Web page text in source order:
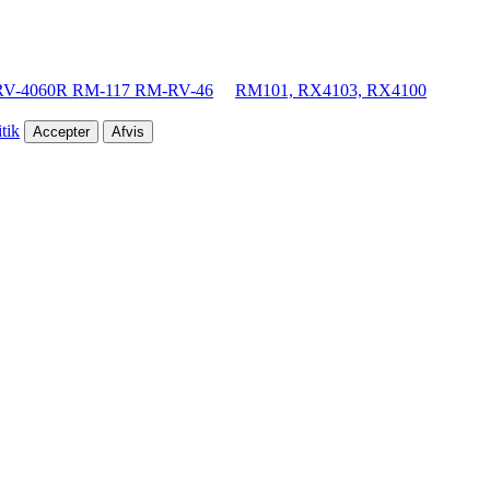
4060R RM-117 RM-RV-46 RM101, RX4103, RX4100
Accepter Afvis